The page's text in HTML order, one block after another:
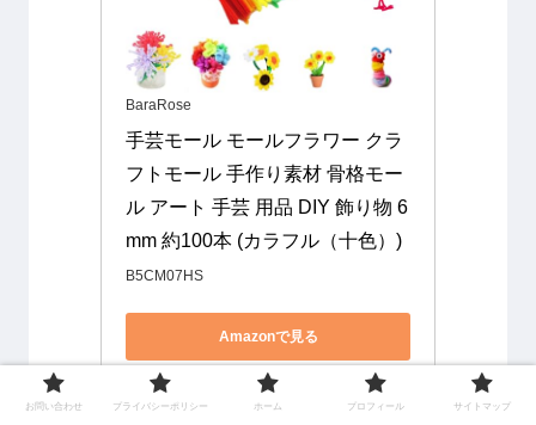
BaraRose
手芸モール モールフラワー クラ
フトモール 手作り素材 骨格モー
ル アート 手芸 用品 DIY 飾り物 6
mm 約100本 (カラフル（十色）)
B5CM07HS
Amazonで見る
楽天市場で見る
お問い合わせ プライバシーポリシー ホーム プロフィール サイトマップ